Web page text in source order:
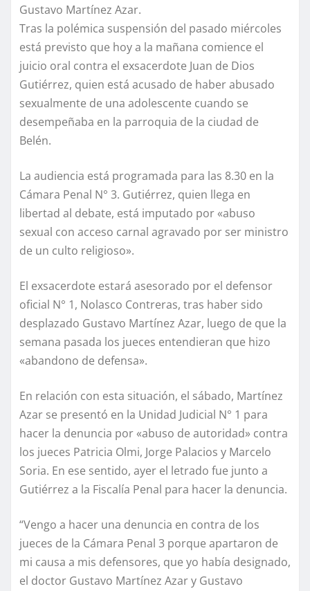
Gustavo Martínez Azar.
Tras la polémica suspensión del pasado miércoles
está previsto que hoy a la mañana comience el
juicio oral contra el exsacerdote Juan de Dios
Gutiérrez, quien está acusado de haber abusado
sexualmente de una adolescente cuando se
desempeñaba en la parroquia de la ciudad de
Belén.
La audiencia está programada para las 8.30 en la
Cámara Penal N° 3. Gutiérrez, quien llega en
libertad al debate, está imputado por «abuso
sexual con acceso carnal agravado por ser ministro
de un culto religioso».
El exsacerdote estará asesorado por el defensor
oficial N° 1, Nolasco Contreras, tras haber sido
desplazado Gustavo Martínez Azar, luego de que la
semana pasada los jueces entendieran que hizo
«abandono de defensa».
En relación con esta situación, el sábado, Martínez
Azar se presentó en la Unidad Judicial N° 1 para
hacer la denuncia por «abuso de autoridad» contra
los jueces Patricia Olmi, Jorge Palacios y Marcelo
Soria. En ese sentido, ayer el letrado fue junto a
Gutiérrez a la Fiscalía Penal para hacer la denuncia.
“Vengo a hacer una denuncia en contra de los
jueces de la Cámara Penal 3 porque apartaron de
mi causa a mis defensores, que yo había designado,
el doctor Gustavo Martínez Azar y Gustavo